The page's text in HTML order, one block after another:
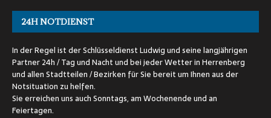
24H NOTDIENST
In der Regel ist der Schlüsseldienst Ludwig und seine langjährigen
Partner 24h / Tag und Nacht und bei jeder Wetter in Herrenberg
und allen Stadtteilen / Bezirken für Sie bereit um Ihnen aus der
Notsituation zu helfen.
Sie erreichen uns auch Sonntags, am Wochenende und an
Feiertagen.